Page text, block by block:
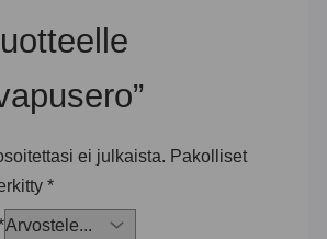
ei julkaista. Pakolliset
*